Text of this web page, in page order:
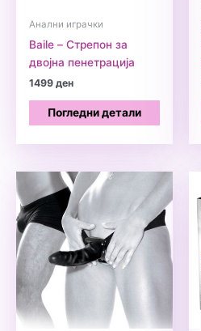
Анални играчки
Baile – Стрепон за
двојна пенетрација
1499ден
Погледни детали